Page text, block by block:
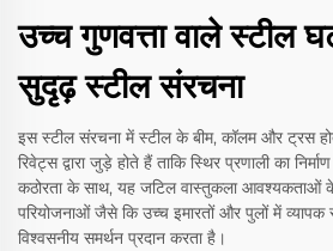
उच्च गुणवत्ता वाले स्टील
सुदृढ़ स्टील संरचना
इस स्टील संरचना में स्टील के बीम, कॉलम और ट्रस
रिवेट्स द्वारा जुड़े होते हैं ताकि स्थिर प्रणाली का
कठोरता के साथ, यह जटिल वास्तुकला आवश्यकताओं
परियोजनाओं जैसे कि उच्च इमारतों और पुलों में व्यापक
विश्वसनीय समर्थन प्रदान करता है।